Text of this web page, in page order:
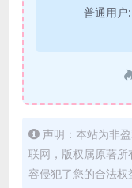
普通用户:
声明：本站为非
联网，版权属原著
容侵犯了您的合法权